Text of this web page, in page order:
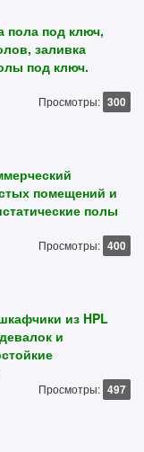
пола под ключ,
заливка
под ключ.
Просмотры: 300
помещений и
полы
Просмотры: 400
из HPL
и
Просмотры: 497